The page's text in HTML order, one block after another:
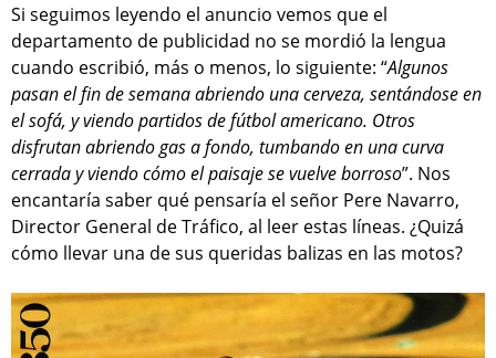
Si seguimos leyendo el anuncio vemos que el
departamento de publicidad no se mordió la lengua
cuando escribió, más o menos, lo siguiente: “Algunos
pasan el fin de semana abriendo una cerveza, sentándose en
el sofá, y viendo partidos de fútbol americano. Otros
disfrutan abriendo gas a fondo, tumbando en una curva
cerrada y viendo cómo el paisaje se vuelve borroso”. Nos
encantaría saber qué pensaría el señor Pere Navarro,
Director General de Tráfico, al leer estas líneas. ¿Quizá
cómo llevar una de sus queridas balizas en las motos?